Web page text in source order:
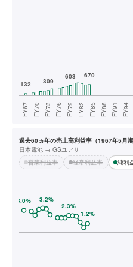
過去60ヵ年の売上高利益率（1967年5月
日本電池 → GSユアサ
営業利益率
経常利益率 純利